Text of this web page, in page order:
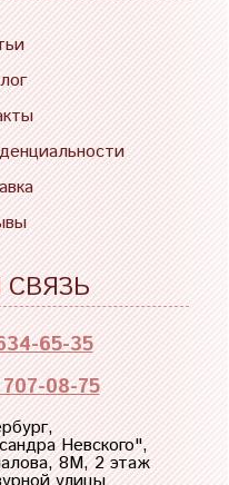
65-35
08-75
Невского",
8М, 2 этаж